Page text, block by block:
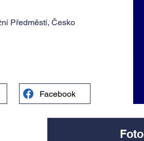
Předměstí, Česko
Facebook
Foto